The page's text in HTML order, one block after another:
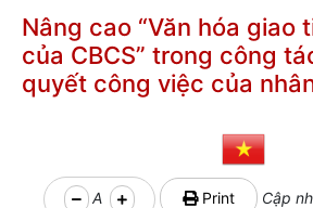
Nâng cao “Văn hóa giao
của CBCS” trong công
quyết công việc của
A Print Cập